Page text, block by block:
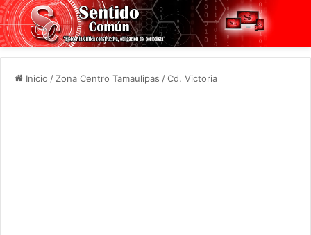
Inicio / Zona Centro Tamaulipas /Cd. Victoria